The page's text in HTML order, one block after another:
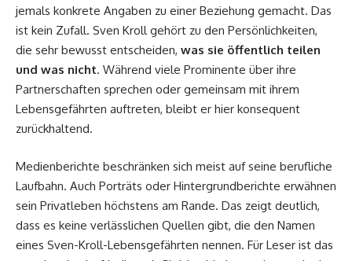
jemals konkrete Angaben zu einer Beziehung gemacht. Das
ist kein Zufall. Sven Kroll gehört zu den Persönlichkeiten,
die sehr bewusst entscheiden, was sie öffentlich teilen
und was nicht. Während viele Prominente über ihre
Partnerschaften sprechen oder gemeinsam mit ihrem
Lebensgefährten auftreten, bleibt er hier konsequent
zurückhaltend.
Medienberichte beschränken sich meist auf seine berufliche
Laufbahn. Auch Porträts oder Hintergrundberichte erwähnen
sein Privatleben höchstens am Rande. Das zeigt deutlich,
dass es keine verlässlichen Quellen gibt, die den Namen
eines Sven-Kroll-Lebensgefährten nennen. Für Leser ist das